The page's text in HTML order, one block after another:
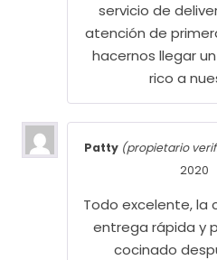
servicio de
atención de
hacernos llegar
rico a
Patty (propietario
2020
Todo excelente, la
entrega rápida y
cocinado